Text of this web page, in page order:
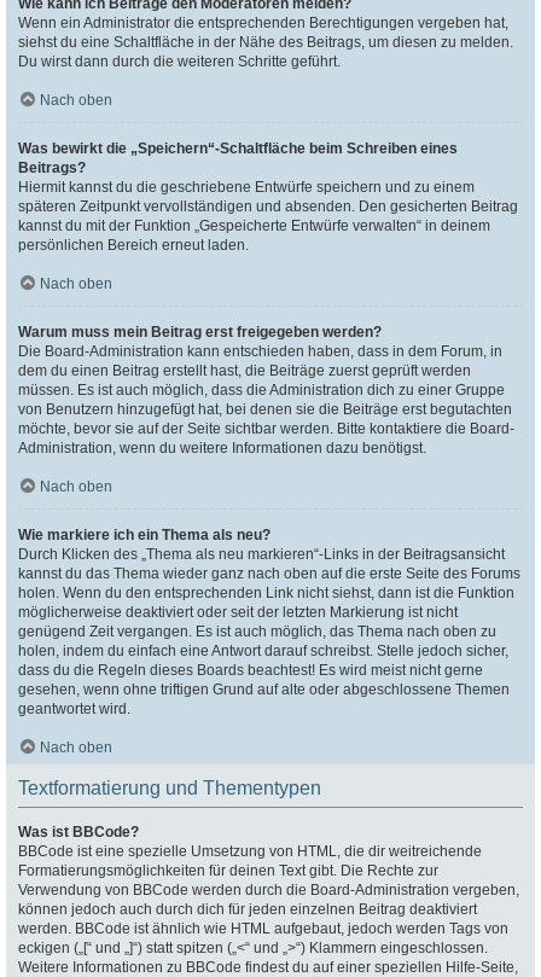
Wie kann ich Beiträge den Moderatoren melden?
Wenn ein Administrator die entsprechenden Berechtigungen vergeben hat,
siehst du eine Schaltfläche in der Nähe des Beitrags, um diesen zu melden.
Du wirst dann durch die weiteren Schritte geführt.
Nach oben
Was bewirkt die „Speichern“-Schaltfläche beim Schreiben eines
Beitrags?
Hiermit kannst du die geschriebene Entwürfe speichern und zu einem
späteren Zeitpunkt vervollständigen und absenden. Den gesicherten Beitrag
kannst du mit der Funktion „Gespeicherte Entwürfe verwalten“ in deinem
persönlichen Bereich erneut laden.
Nach oben
Warum muss mein Beitrag erst freigegeben werden?
Die Board-Administration kann entschieden haben, dass in dem Forum, in
dem du einen Beitrag erstellt hast, die Beiträge zuerst geprüft werden
müssen. Es ist auch möglich, dass die Administration dich zu einer Gruppe
von Benutzern hinzugefügt hat, bei denen sie die Beiträge erst begutachten
möchte, bevor sie auf der Seite sichtbar werden. Bitte kontaktiere die Board-
Administration, wenn du weitere Informationen dazu benötigst.
Nach oben
Wie markiere ich ein Thema als neu?
Durch Klicken des „Thema als neu markieren“-Links in der Beitragsansicht
kannst du das Thema wieder ganz nach oben auf die erste Seite des Forums
holen. Wenn du den entsprechenden Link nicht siehst, dann ist die Funktion
möglicherweise deaktiviert oder seit der letzten Markierung ist nicht
genügend Zeit vergangen. Es ist auch möglich, das Thema nach oben zu
holen, indem du einfach eine Antwort darauf schreibst. Stelle jedoch sicher,
dass du die Regeln dieses Boards beachtest! Es wird meist nicht gerne
gesehen, wenn ohne triftigen Grund auf alte oder abgeschlossene Themen
geantwortet wird.
Nach oben
Textformatierung und Thementypen
Was ist BBCode?
BBCode ist eine spezielle Umsetzung von HTML, die dir weitreichende
Formatierungsmöglichkeiten für deinen Text gibt. Die Rechte zur
Verwendung von BBCode werden durch die Board-Administration vergeben,
können jedoch auch durch dich für jeden einzelnen Beitrag deaktiviert
werden. BBCode ist ähnlich wie HTML aufgebaut, jedoch werden Tags von
eckigen („[“ und „]“) statt spitzen („<“ und „>“) Klammern eingeschlossen.
Weitere Informationen zu BBCode findest du auf einer speziellen Hilfe-Seite,